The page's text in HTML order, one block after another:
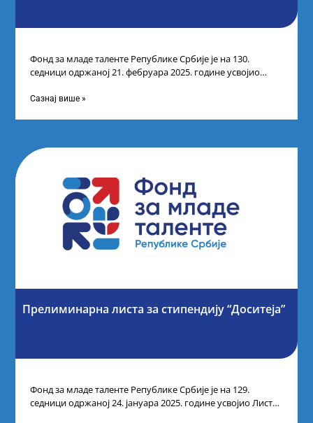
Фонд за младе таленте Републике Србије је на 130.
седници одржаној 21. фебруара 2025. године усвојио
Сазнај више »
Прелиминарна листа за стипендију “Доситеја”
Фонд за младе таленте Републике Србије је на 129.
седници одржаној 24. јануара 2025. године усвојио Листу